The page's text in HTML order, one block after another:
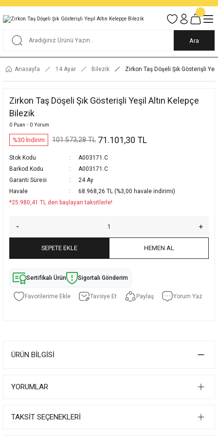
Tüm Alışverişlerde KARGO BEDAVA
Garantili Ve Sigortalı Kargo
Ankara İçi Elden Teslimat İmkanı
24/7 Müşteri Destek Hizmeti
Ara
Anasayfa 14 Ayar Bilezik Zirkon Taş Döşeli Şık Gösterişli
Zirkon Taş Döşeli Şık Gösterişli Yeşil Altın Kelepçe
Bilezik
0 Puan - 0 Yorum
%30 İndirim 101.573,28 TL 71.101,30 TL
Stok Kodu
A003171.C
Barkod Kodu
A003171.C
Garanti Süresi
24 Ay
Havale
68.968,26 TL (%3,00 havale indirimi)
*25.980,41 TL den başlayan taksitlerle!
SEPETE EKLE HEMEN AL
Sertifikalı Ürün Sigortalı Gönderim
Tavsiye Et Paylaş Yorum Yaz
ÜRÜN BILGISI
YORUMLAR
TAKSIT SEÇENEKLERI